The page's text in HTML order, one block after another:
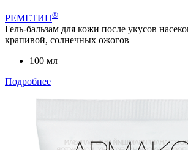
РЕМЕТИН®
Гель-бальзам для кожи после укусов
крапивой, солнечных ожогов
100 мл
Подробнее